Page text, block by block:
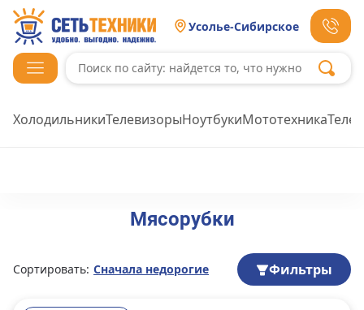
Усолье-Сибирское
ХолодильникиТелевизорыНоутбукиМототехника
Мясорубки
Сортировать: Сначала недорогие Фильтры